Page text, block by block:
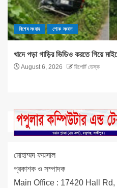
বিশেষ সংবাদ শোক সংবাদ
খাদে পড়া গাড়ির ভিডিও করতে গিয়ে
August 6, 2026 রিপোর্ট ডেস্ক
মোহাম্মদ ফয়সাল
প্রকাশক ও সম্পাদক
Main Office : 17420 Hall